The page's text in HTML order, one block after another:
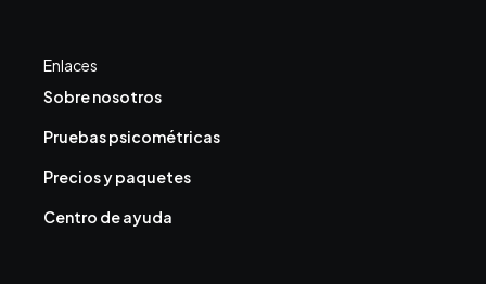
Enlaces
Sobre nosotros
Pruebas psicométricas
Precios y paquetes
Centro de ayuda